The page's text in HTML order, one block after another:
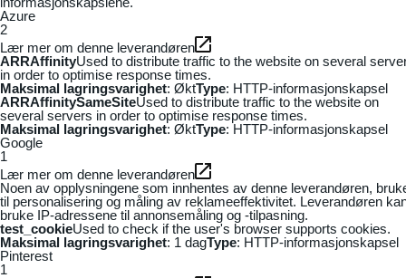
Azure
2
Lær mer om denne leverandøren
ARRAffinityUsed to distribute traffic to the website on several
in order to optimise response times.
Maksimal lagringsvarighet: ØktType: HTTP-informasjonskapsel
ARRAffinitySameSiteUsed to distribute traffic to the website on
several servers in order to optimise response times.
Maksimal lagringsvarighet: ØktType: HTTP-informasjonskapsel
Google
1
Lær mer om denne leverandøren
Noen av opplysningene som innhentes av denne leverandøren,
til personalisering og måling av reklameeffektivitet. Leverandøren
bruke IP-adressene til annonsemåling og -tilpasning.
test_cookieUsed to check if the user's browser supports cookies.
Maksimal lagringsvarighet: 1 dagType: HTTP-informasjonskapsel
Pinterest
1